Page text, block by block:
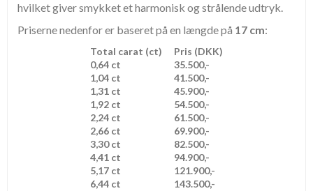
hvilket giver smykket et harmonisk og strålende udtryk.
Priserne nedenfor er baseret på en længde på 17 cm:
Total carat (ct)
Pris (DKK)
0,64 ct
35.500,-
1,04 ct
41.500,-
1,31 ct
45.900,-
1,92 ct
54.500,-
2,24 ct
61.500,-
2,66 ct
69.900,-
3,30 ct
82.500,-
4,41 ct
94.900,-
5,17 ct
121.900,-
6,44 ct
143.500,-